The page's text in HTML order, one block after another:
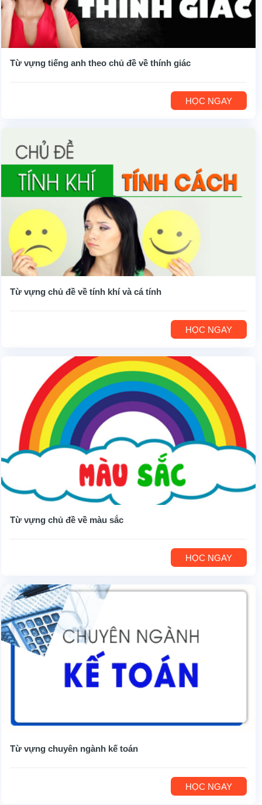
Từ vựng tiếng anh theo chủ đề về thính giác
HỌC NGAY
Từ vựng chủ đề về tính khí và cá tính
HỌC NGAY
Từ vựng chủ đề về màu sắc
HỌC NGAY
Từ vựng chuyên ngành kế toán
HỌC NGAY